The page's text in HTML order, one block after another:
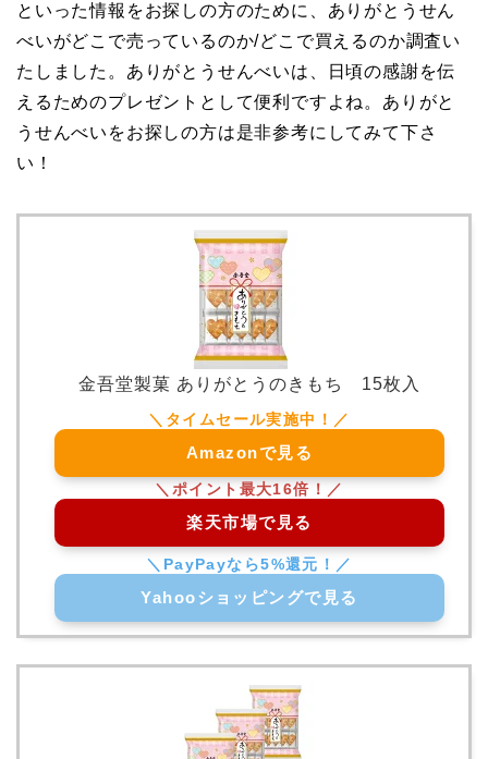
といった情報をお探しの方のために、ありがとうせん
べいがどこで売っているのか/どこで買えるのか調査い
たしました。ありがとうせんべいは、日頃の感謝を伝
えるためのプレゼントとして便利ですよね。ありがと
うせんべいをお探しの方は是非参考にしてみて下さ
い！
金吾堂製菓 ありがとうのきもち 15枚入
Amazonで見る
楽天市場で見る
Yahooショッピングで見る